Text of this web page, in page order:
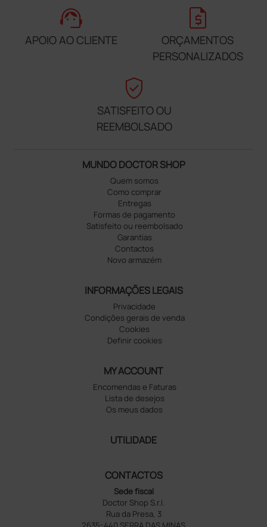
support_agent
APOIO AO CLIENTE
request_quote
ORÇAMENTOS
PERSONALIZADOS
verified_user
SATISFEITO OU
REEMBOLSADO
MUNDO DOCTOR SHOP
Quem somos
Como comprar
Entregas
Formas de pagamento
Satisfeito ou reembolsado
Garantias
Contactos
Novo armazém
INFORMAÇÕES LEGAIS
Privacidade
Condições gerais de venda
Cookies
Definir cookies
MY ACCOUNT
Encomendas e Faturas
Lista de desejos
Os meus dados
UTILIDADE
CONTACTOS
Sede fiscal
Doctor Shop S.r.l.
Rua da Presa, 3